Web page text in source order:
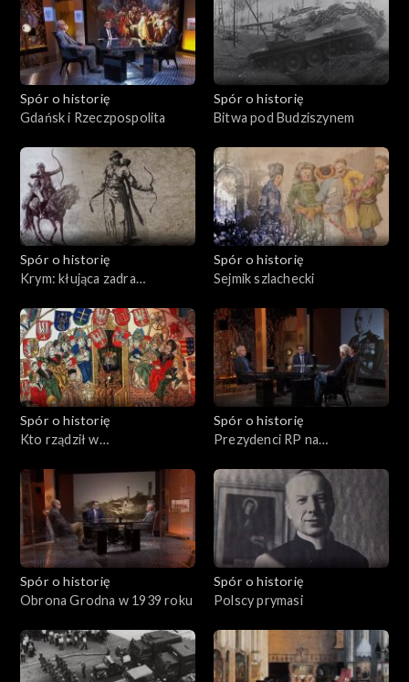
Spór o historię
Gdańsk i Rzeczpospolita
Spór o historię
Bitwa pod Budziszynem
Spór o historię
Krym: kłująca zadra
Spór o historię
Sejmik szlachecki
Spór o historię
Kto rządził w
Spór o historię
Prezydenci RP na
Spór o historię
Obrona Grodna w 1939 roku
Spór o historię
Polscy prymasi